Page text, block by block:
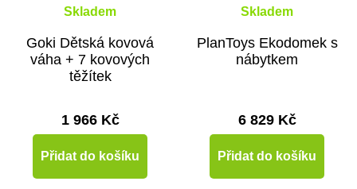
Skladem
Goki Dětská kovová
váha + 7 kovových
těžítek
1 966 Kč
Přidat do košíku
Skladem
PlanToys Ekodomek s
nábytkem
6 829 Kč
Přidat do košíku